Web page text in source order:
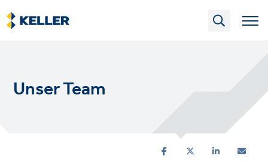
Skip
to
main
Unser Team